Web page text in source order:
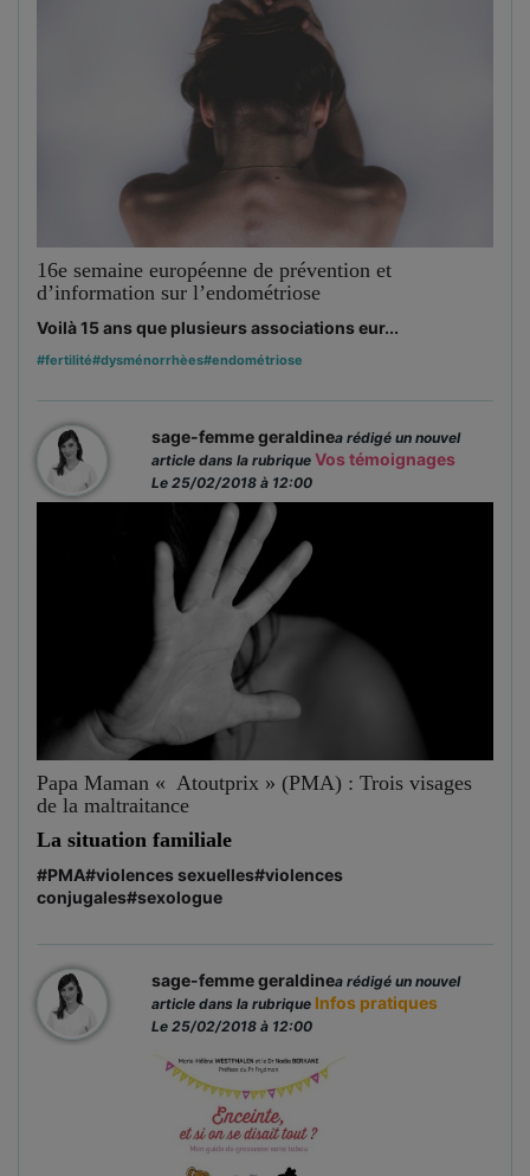
16e semaine européenne de prévention et
d’information sur l’endométriose
Voilà 15 ans que plusieurs associations eur...
#fertilité#dysménorrhèes#endométriose
sage-femme geraldinea rédigé un nouvel
article dans la rubrique Vos témoignages
Le 25/02/2018 à 12:00
Papa Maman « Atoutprix » (PMA) : Trois visages
de la maltraitance
La situation familiale
#PMA#violences sexuelles#violences
conjugales#sexologue
sage-femme geraldinea rédigé un nouvel
article dans la rubrique Infos pratiques
Le 25/02/2018 à 12:00